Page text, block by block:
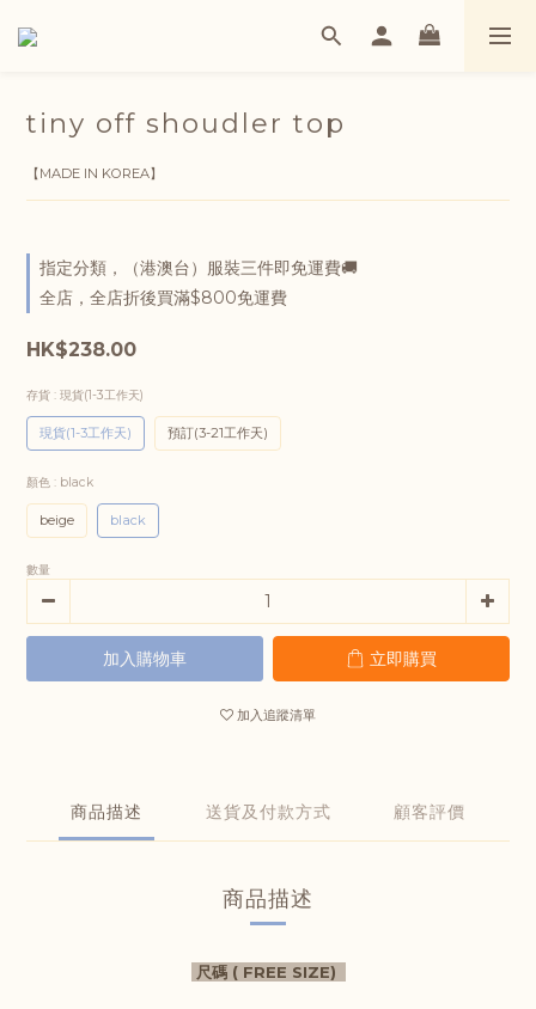
tiny off shoudler top
【MADE IN KOREA】
指定分類，（港澳台）服裝三件即免運費🚚
全店，全店折後買滿$800免運費
HK$238.00
存貨 : 現貨(1-3工作天)
現貨(1-3工作天) 預訂(3-21工作天)
顏色 : black
beige black
數量
加入購物車 立即購買
加入追蹤清單
商品描述 送貨及付款方式 顧客評價
商品描述
尺碼 ( FREE SIZE)